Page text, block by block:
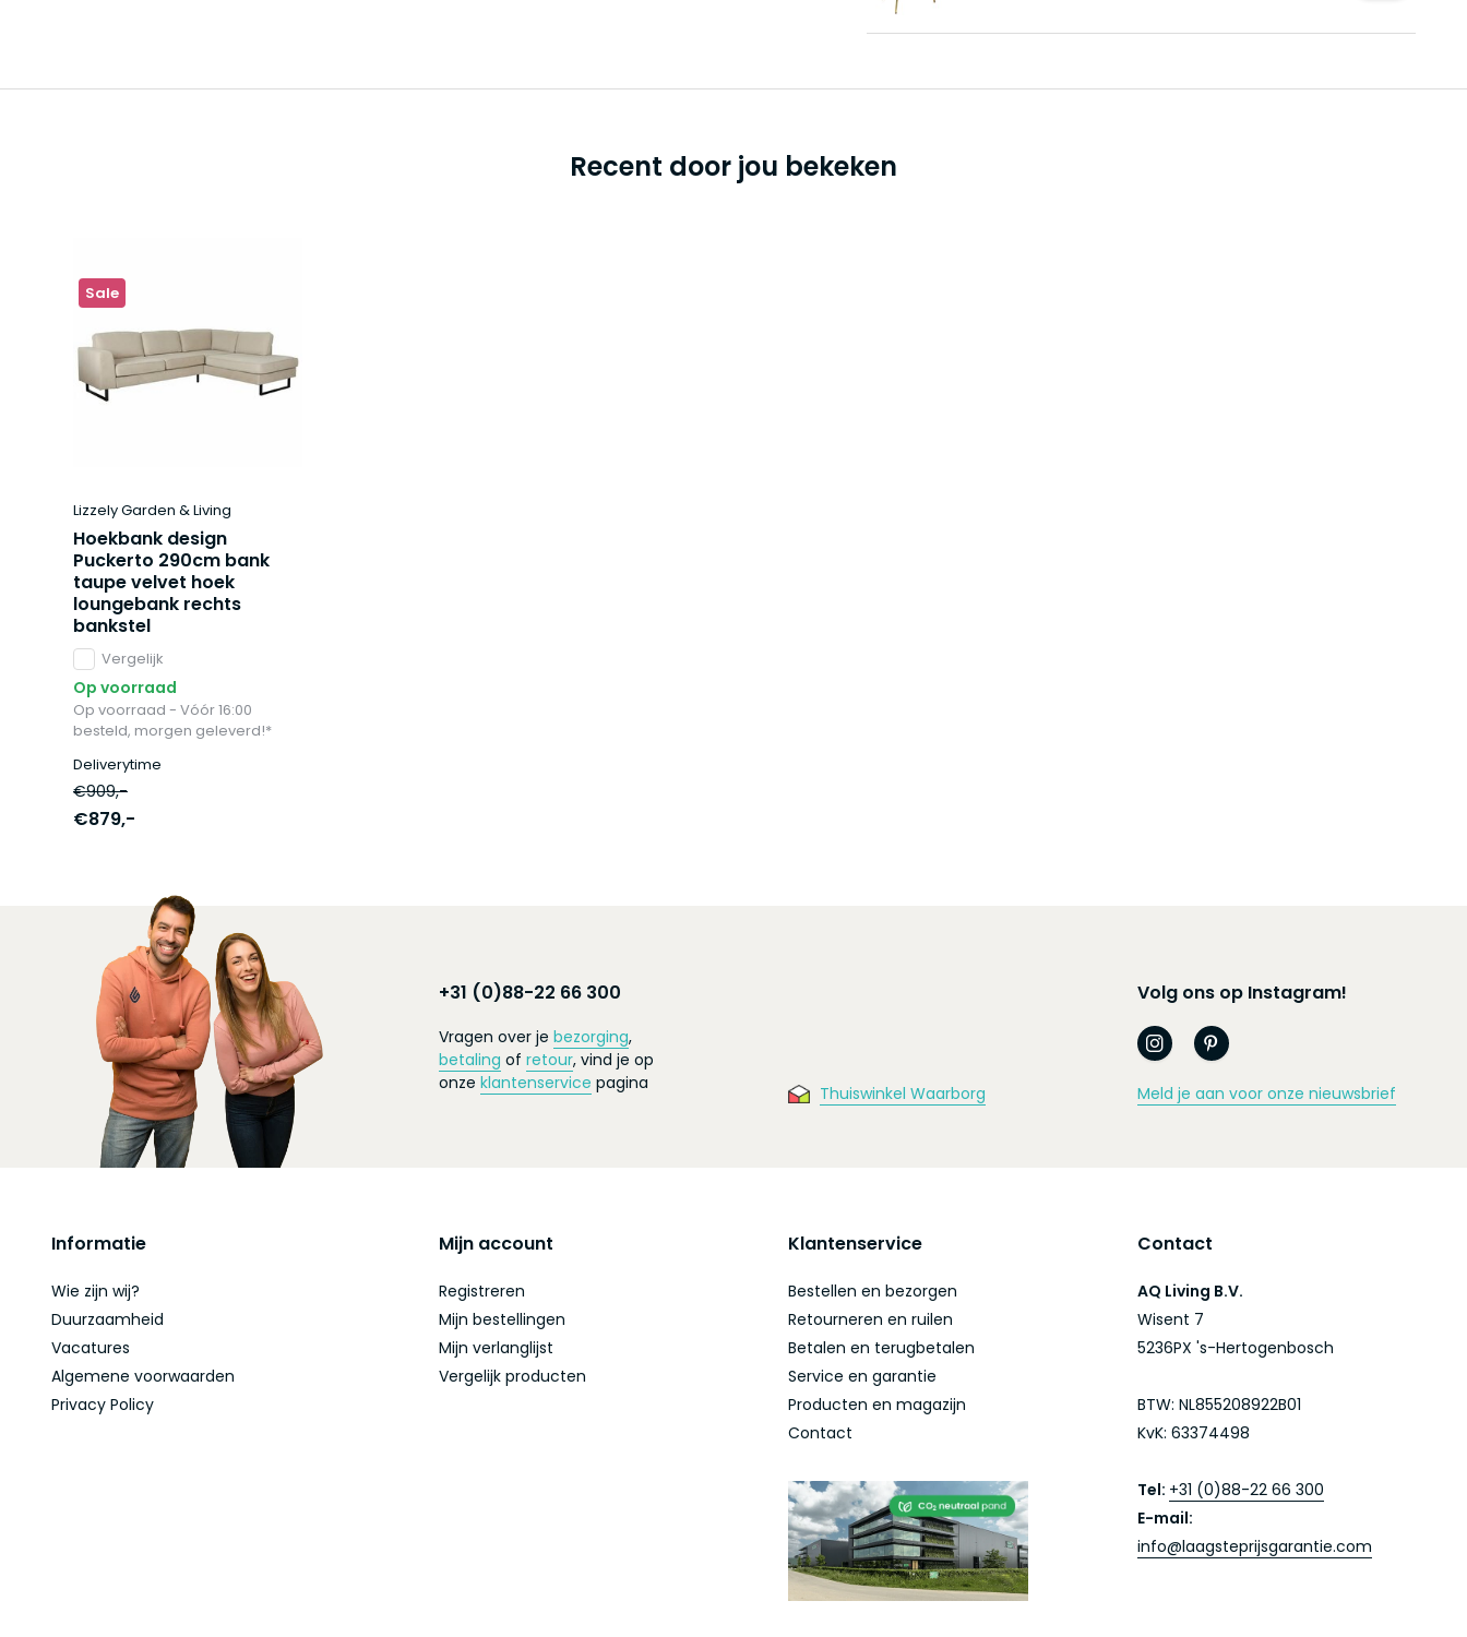
Recent door jou bekeken
Sale
Lizzely Garden & Living
Hoekbank design
Puckerto 290cm bank
taupe velvet hoek
loungebank rechts
bankstel
Vergelijk
Op voorraad
Op voorraad - Vóór 16:00
besteld, morgen geleverd!*
Deliverytime
€909,-
€879,-
+31 (0)88-22 66 300
Vragen over je bezorging,
betaling of retour, vind je op
onze klantenservice pagina Thuiswinkel Waarborg
Volg ons op Instagram!
Meld je aan voor onze nieuwsbrief
Informatie
Wie zijn wij?
Duurzaamheid
Vacatures
Algemene voorwaarden
Privacy Policy
Mijn account
Registreren
Mijn bestellingen
Mijn verlanglijst
Vergelijk producten
Klantenservice
Bestellen en bezorgen
Retourneren en ruilen
Betalen en terugbetalen
Service en garantie
Producten en magazijn
Contact
Contact
AQ Living B.V.
Wisent 7
5236PX 's-Hertogenbosch
BTW: NL855208922B01
KvK: 63374498
Tel: +31 (0)88-22 66 300
E-mail:
info@laagsteprijsgarantie.com